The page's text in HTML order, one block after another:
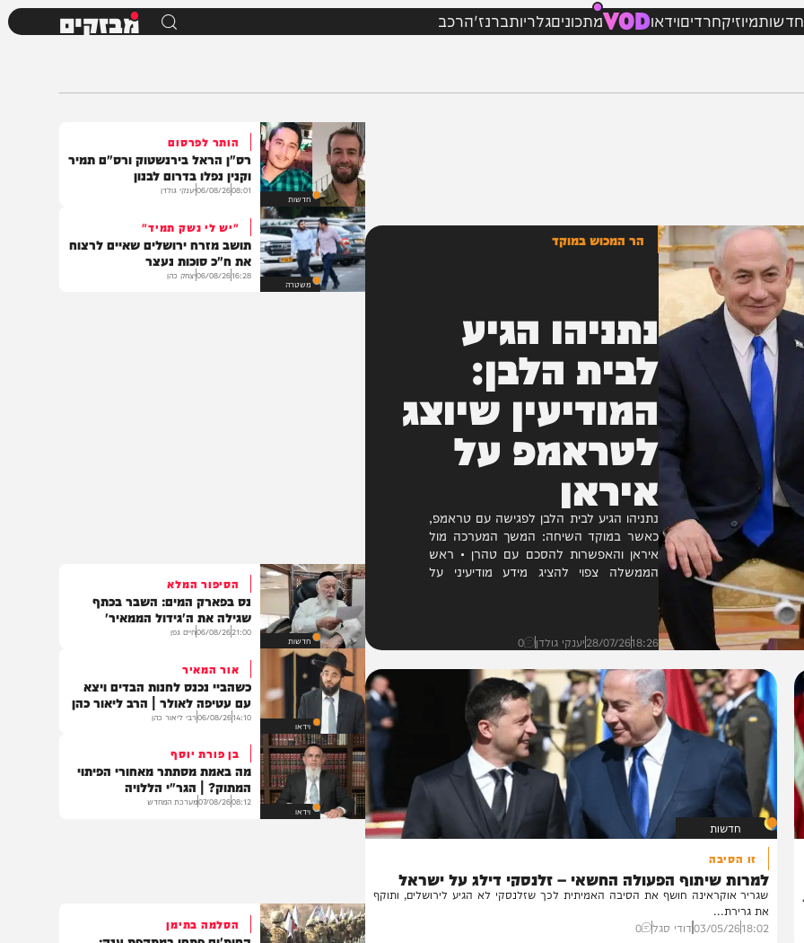
מיוזיקחרדיםוידאוVODמתכוניםגלריותברנז'הרכב
מבזקים
הר המכוש במוקד
נתניהו הגיע
לבית הלבן:
המודיעין שיוצג
לטראמפ על
איראן
נתניהו הגיע לבית הלבן לפגישה עם טראמפ,
כאשר במוקד השיחה: המשך המערכה מול
איראן והאפשרות להסכם עם טהרן • ראש
הממשלה צפוי להציג מידע מודיעיני על
שיקום תוכנית הגרעין והטילים...
18:26
28/07/26 יענקי גולדן 0
חדשות
זו הסיבה
למרות שיתוף הפעולה החשאי – זלנסקי דילג על ישראל
חדשות
הותר לפרסום
רס"ן הראל בירנשטוק ורס"ם תמיר
וקנין נפלו בדרום לבנון
06/08/26 יענקי גולדן
"יש לי נשק תמיד"
תושב מזרח ירושלים שאיים לרצוח
את ח"כ סוכות נעצר
16:28
חדשות
הסיפור המלא
נס בפארק המים: השבר בכתף
שגילה את ה'גידול הממאיר'
06/08/26חיים גפן
וידאו
אור המאיר
כשהביי נכנס לחנות הבדים ויצא
עם עטיפה לאולר | הרב ליאור כהן
14:10
06/08/26רבי ליאור כהן
בן פורת יוסף
מה באמת מסתתר מאחורי הפיתוי